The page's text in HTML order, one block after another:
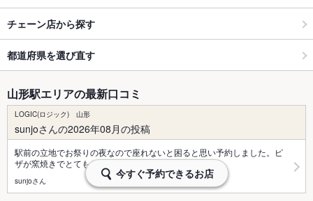
チェーン店から探す
都道府県を選び直す
山形駅エリアの最新口コミ
LOGIC(ロジック) 山形
sunjoさんの2026年08月の投稿
駅前の立地でお祭りの夜なので座れないと困ると思い予約しました。ピ
ザが窯焼きでとてもおいしい…
sunjoさん
今すぐ予約できるお店